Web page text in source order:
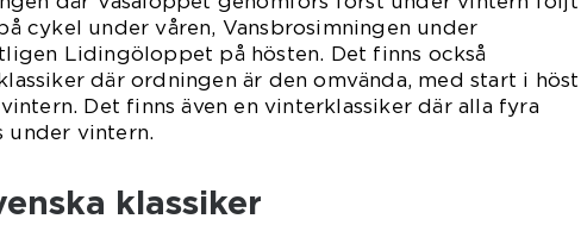
cykel under våren, Vansbrosimningen under
Lidingöloppet på hösten. Det finns också
där ordningen är den omvända, med start i höst
Det finns även en vinterklassiker där alla fyra
under vintern.
klassiker